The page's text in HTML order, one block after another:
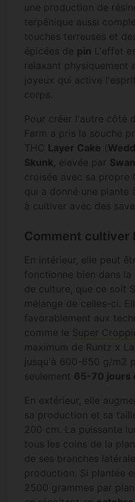
une production de
terpénique aussi
touches terreuses et
épicées de pin L'effet
relaxant physiquement
joyeux qui active
corps.
Pour créer l'autre côté
Farm a pris la souche
THC Layer Cake (
Skunk , élevée par
croisée avec sa propre
qui a donné une plante
à cultiver avec des
Comment cultiver
En intérieur, elle peut
fonctionne bien dans
de culture, que ce soit
mélange de celles-ci.
favorablement aux
comme le Super
maximum de Runtz x
jusqu'à 600-650 g/m2
seulement 65-70 jours
En extérieur, elle
sa production et sa
200 cm. La puissante
tous les coins de la
de ses branches
production. Si plantée
2500 grammes par